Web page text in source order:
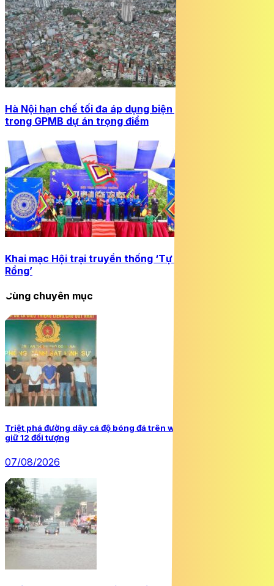
Hà Nội hạn chế tối đa áp dụng biện pháp cưỡng chế
trong GPMB dự án trọng điểm
Khai mạc Hội trại truyền thống ‘Tự hào nòi giống Tiên
Rồng’
Cùng chuyên mục
Triệt phá đường dây cá độ bóng đá trên website ‘Bong88’, bắt
giữ 12 đối tượng
07/08/2026